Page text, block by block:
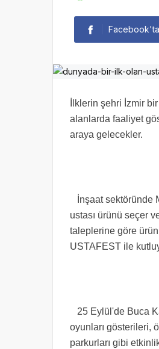
İlklerin şehri İzmir
alanlarda faaliyet
araya gelecekler.
İnşaat sektöründe
ustası ürünü seçer
taleplerine göre
USTAFEST ile
25 Eylül'de Buca
oyunları gösterileri,
parkurları gibi